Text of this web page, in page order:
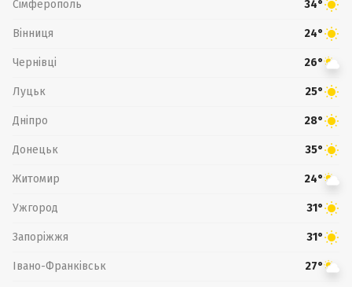
Сімферополь 34°
Вінниця 24°
Чернівці 26°
Луцьк 25°
Дніпро 28°
Донецьк 35°
Житомир 24°
Ужгород 31°
Запоріжжя 31°
Івано-Франківськ 27°